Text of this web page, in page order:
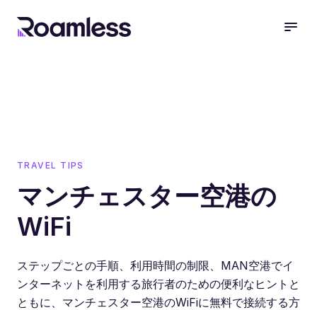
TRAVEL TIPS
マンチェスター空港の
WiFi
ステップごとの手順、利用時間の制限、MAN空港でイ
ンターネットを利用する旅行者のための便利なヒントと
ともに、マンチェスター空港のWiFiに無料で接続する方